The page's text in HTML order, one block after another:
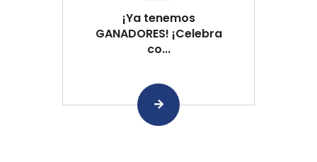
¡Ya tenemos
GANADORES! ¡Celebra
co...